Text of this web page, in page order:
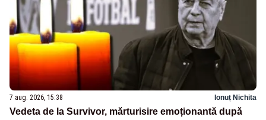
7 aug. 2026, 15:38 Ionuț Nichita
Vedeta de la Survivor, mărturisire emoționantă după